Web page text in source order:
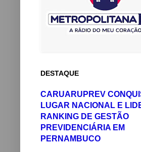
DESTAQUE
CARUARUPREV
LUGAR NACIONAL E
RANKING DE GESTÃO
PREVIDENCIÁRIA EM
PERNAMBUCO